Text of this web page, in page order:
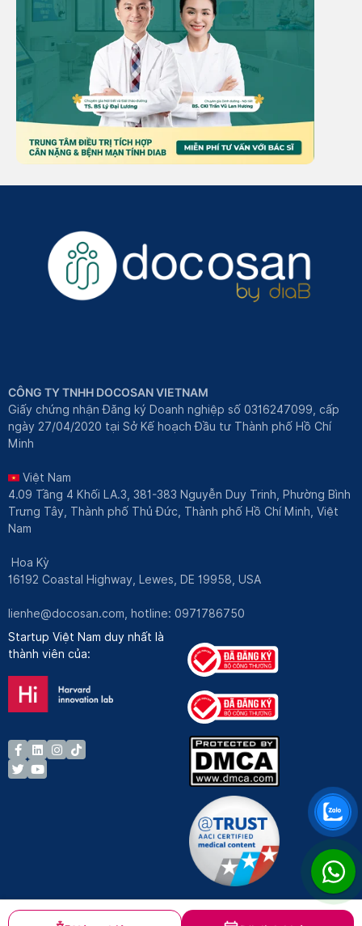
CÔNG TY TNHH DOCOSAN VIETNAM
Giấy chứng nhận Đăng ký Doanh nghiệp số 0316247099, cấp
ngày 27/04/2020 tại Sở Kế hoạch Đầu tư Thành phố Hồ Chí
Minh
Việt Nam
4.09 Tầng 4 Khối LA.3, 381-383 Nguyễn Duy Trinh, Phường Bình
Trưng Tây, Thành phố Thủ Đức, Thành phố Hồ Chí Minh, Việt
Nam
Hoa Kỳ
16192 Coastal Highway, Lewes, DE 19958, USA
lienhe@docosan.com , hotline: 0971786750
Startup Việt Nam duy nhất là
thành viên của: